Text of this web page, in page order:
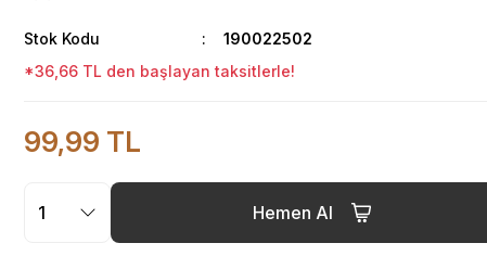
Stok Kodu
190022502
*36,66 TL den başlayan taksitlerle!
99,99 TL
Hemen Al